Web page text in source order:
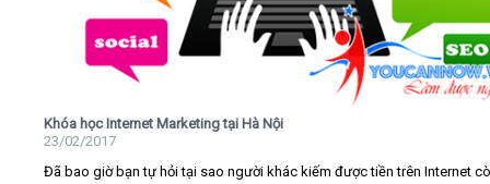
Khóa học Internet Marketing tại Hà Nội
23/02/2017
Đã bao giờ bạn tự hỏi tại sao người khác kiếm được tiền trên Internet